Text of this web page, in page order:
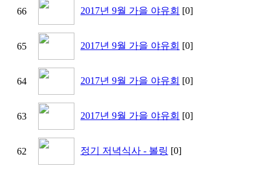
66 2017년 9월 가을 야유회 [0]
65 2017년 9월 가을 야유회 [0]
64 2017년 9월 가을 야유회 [0]
63 2017년 9월 가을 야유회 [0]
62 정기 저녁식사 - 볼링 [0]